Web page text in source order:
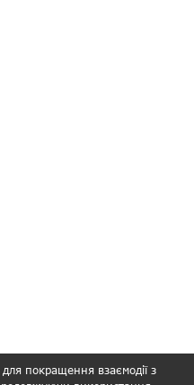
покращення взаємодії з